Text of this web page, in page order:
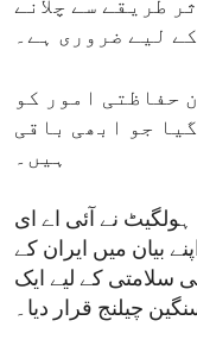
طریقے سے چلانے
لیے ضروری ہے۔
حفاظتی امور کو
جو ابھی باقی
ہیں۔
نے آئی اے ای
بیان میں ایران کے
سلامتی کے لیے ایک
چیلنج قرار دیا۔